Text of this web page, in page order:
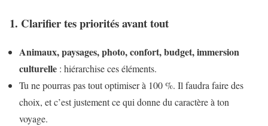
1. Clarifier tes priorités avant tout
Animaux, paysages, photo, confort, budget, immersion
culturelle : hiérarchise ces éléments.
Tu ne pourras pas tout optimiser à 100 %. Il faudra faire des
choix, et c’est justement ce qui donne du caractère à ton
voyage.